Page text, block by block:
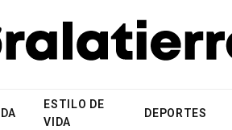
ESTILO DE
VIDA
DEPORTES